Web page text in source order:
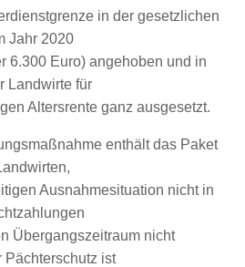
in der gesetzlichen
Jahr 2020
6.300 Euro) angehoben und in
Landwirte für
Altersrente ganz ausgesetzt.
enthält das Paket
Ausnahmesituation nicht in
Übergangszeitraum nicht
Pächterschutz ist